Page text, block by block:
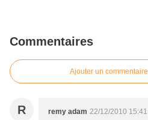
Commentaires
Ajouter un commentaire
R remy adam 22/12/2010 15:41